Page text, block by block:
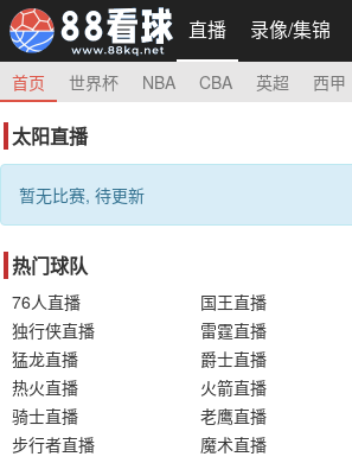
直播 录像/集锦
首页 世界杯 NBA CBA 英超 西甲
太阳直播
暂无比赛, 待更新
热门球队
76人直播 国王直播
独行侠直播
雷霆直播
猛龙直播
爵士直播
热火直播
火箭直播
骑士直播
老鹰直播
步行者直播
魔术直播